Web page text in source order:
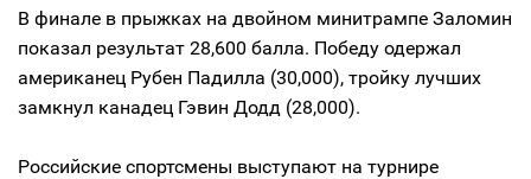
В финале в прыжках на двойном минитрампе Заломин
показал результат 28,600 балла. Победу одержал
американец Рубен Падилла (30,000), тройку лучших
замкнул канадец Гэвин Додд (28,000).
Российские спортсмены выступают на турнире